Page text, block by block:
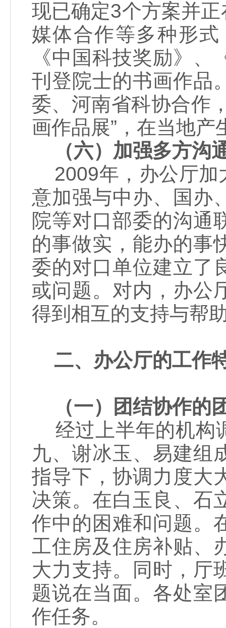
现已确定3个方案并
媒体合作等多种形
《中国科技奖励》
刊登院士的书画作品
委、河南省科协合作
画作品展”，在当地产
（六）加强多方沟
2009年，办公厅加
意加强与中办、国办
院等对口部委的沟通
的事做实，能办的事
委的对口单位建立了
或问题。对内，办公
得到相互的支持与帮
二、办公厅的工作
（一）团结协作的
经过上半年的机构
九、谢冰玉、易建组
指导下，协调力度大
决策。在白玉良、石
作中的困难和问题。
工住房及住房补贴、
大力支持。同时，厅
题说在当面。各处室
作任务。